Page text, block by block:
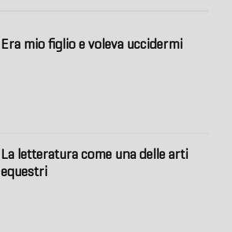
Era mio figlio e voleva uccidermi
La letteratura come una delle arti
equestri